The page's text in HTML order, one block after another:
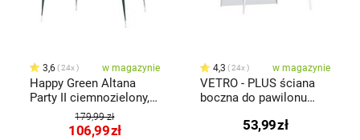
3,6 24x w magazynie
Happy Green Altana
Party II ciemnozielony,
2,4 x 2,4 m179,99 zł
106,99zł
4,3 24x w magazynie
VETRO - PLUS ściana
boczna do pawilonu
2,95 x 1,9 m biały
53,99zł